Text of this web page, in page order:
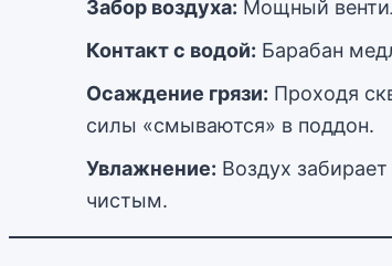
Забор воздуха: Мощный
Контакт с водой: Барабан
Осаждение грязи: Проходя
силы «смываются» в поддон.
Увлажнение: Воздух
чистым.